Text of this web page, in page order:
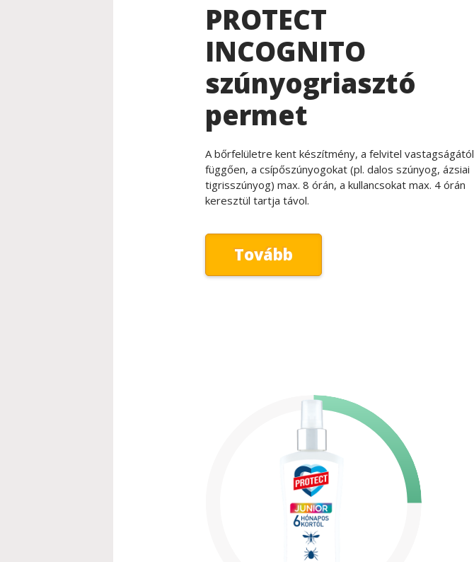
PROTECT
INCOGNITO
szúnyogriasztó
permet
A bőrfelületre kent készítmény, a felvitel vastagságától
függően, a csípőszúnyogokat (pl. dalos szúnyog, ázsiai
tigrisszúnyog) max. 8 órán, a kullancsokat max. 4 órán
keresztül tartja távol.
Tovább